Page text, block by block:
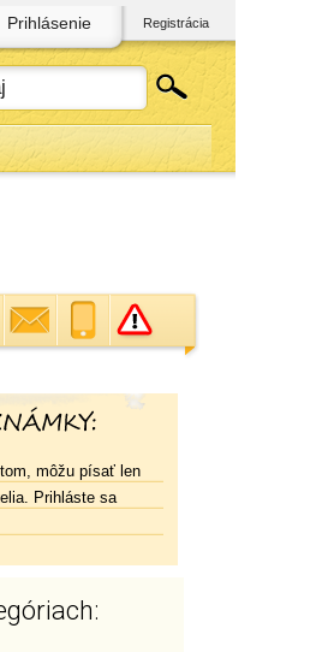
Prihlásenie Registrácia
môžu písať len
Prihláste sa